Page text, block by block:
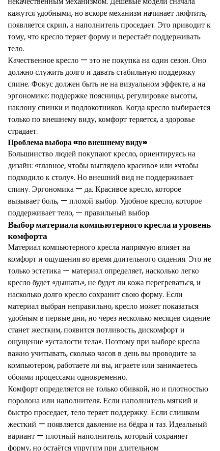
кажутся удобными, но вскоре механизм начинает люфтить,
появляется скрип, а наполнитель проседает. Это приводит к
тому, что кресло теряет форму и перестаёт поддерживать
тело.
Качественное кресло — это не покупка на один сезон. Оно
должно служить долго и давать стабильную поддержку
спине. Фокус должен быть не на визуальном эффекте, а на
эргономике: поддержке поясницы, регулировке высоты,
наклону спинки и подлокотников. Когда кресло выбирается
только по внешнему виду, комфорт теряется, а здоровье
страдает.
Проблема выбора «по внешнему виду»
Большинство людей покупают кресло, ориентируясь на
дизайн: «главное, чтобы выглядело красиво» или «чтобы
подходило к столу». Но внешний вид не поддерживает
спину. Эргономика — да. Красивое кресло, которое
вызывает боль, — плохой выбор. Удобное кресло, которое
поддерживает тело, — правильный выбор.
Выбор материала компьютерного кресла и уровень
комфорта
Материал компьютерного кресла напрямую влияет на
комфорт и ощущения во время длительного сидения. Это не
только эстетика — материал определяет, насколько легко
кресло будет «дышать», не будет ли кожа перегреваться, и
насколько долго кресло сохранит свою форму. Если
материал выбран неправильно, кресло может показаться
удобным в первые дни, но через несколько месяцев сидение
станет жестким, появится потливость, дискомфорт и
ощущение «усталости тела». Поэтому при выборе кресла
важно учитывать, сколько часов в день вы проводите за
компьютером, работаете ли вы, играете или занимаетесь
обоими процессами одновременно.
Комфорт определяется не только обивкой, но и плотностью
поролона или наполнителя. Если наполнитель мягкий и
быстро проседает, тело теряет поддержку. Если слишком
жесткий — появляется давление на бёдра и таз. Идеальный
вариант — плотный наполнитель, который сохраняет
форму, но остаётся упругим при длительном